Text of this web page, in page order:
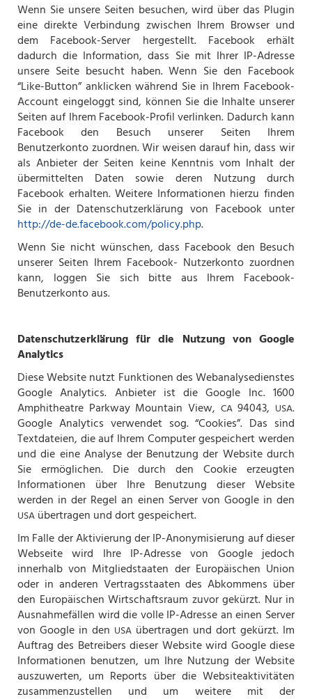
Wenn Sie unsere Seiten besuchen, wird über das Plugin
eine direkte Verbindung zwischen Ihrem Browser und
dem Facebook-Server hergestellt. Facebook erhält
dadurch die Information, dass Sie mit Ihrer IP-Adresse
unsere Seite besucht haben. Wenn Sie den Facebook
“Like-Button” anklicken während Sie in Ihrem Facebook-
Account eingeloggt sind, können Sie die Inhalte unserer
Seiten auf Ihrem Facebook-Profil verlinken. Dadurch kann
Facebook den Besuch unserer Seiten Ihrem
Benutzerkonto zuordnen. Wir weisen darauf hin, dass wir
als Anbieter der Seiten keine Kenntnis vom Inhalt der
übermittelten Daten sowie deren Nutzung durch
Facebook erhalten. Weitere Informationen hierzu finden
Sie in der Datenschutzerklärung von Facebook unter
http://de-de.facebook.com/policy.php.
Wenn Sie nicht wünschen, dass Facebook den Besuch
unserer Seiten Ihrem Facebook- Nutzerkonto zuordnen
kann, loggen Sie sich bitte aus Ihrem Facebook-
Benutzerkonto aus.
Datenschutzerklärung für die Nutzung von Google
Analytics
Diese Website nutzt Funktionen des Webanalysedienstes
Google Analytics. Anbieter ist die Google Inc. 1600
Amphitheatre Parkway Mountain View, CA94043, USA.
Google Analytics verwendet sog. “Cookies”. Das sind
Textdateien, die auf Ihrem Computer gespeichert werden
und die eine Analyse der Benutzung der Website durch
Sie ermöglichen. Die durch den Cookie erzeugten
Informationen über Ihre Benutzung dieser Website
werden in der Regel an einen Server von Google in den
USA übertragen und dort gespeichert.
Im Falle der Aktivierung der IP-Anonymisierung auf dieser
Webseite wird Ihre IP-Adresse von Google jedoch
innerhalb von Mitgliedstaaten der Europäischen Union
oder in anderen Vertragsstaaten des Abkommens über
den Europäischen Wirtschaftsraum zuvor gekürzt. Nur in
Ausnahmefällen wird die volle IP-Adresse an einen Server
von Google in den USA übertragen und dort gekürzt. Im
Auftrag des Betreibers dieser Website wird Google diese
Informationen benutzen, um Ihre Nutzung der Website
auszuwerten, um Reports über die Websiteaktivitäten
zusammenzustellen und um weitere mit der